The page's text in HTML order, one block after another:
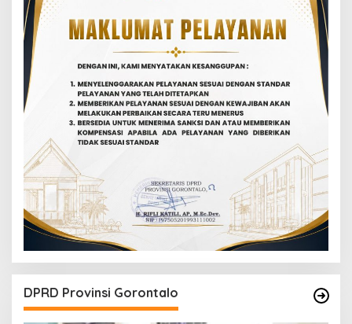
DPRD Provinsi Gorontalo